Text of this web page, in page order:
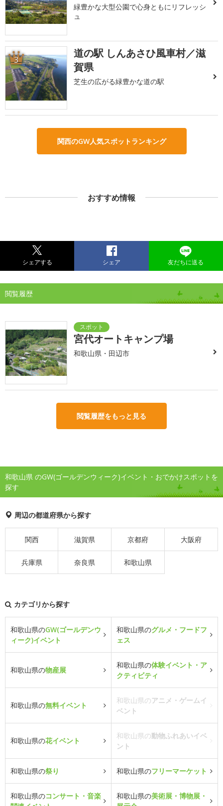
緑豊かな大型公園で心身ともにリフレッシ
ュ
3
道の駅 しんあさひ風車村／滋
賀県
芝生の広がる緑豊かな道の駅
関西のGW人気スポットランキング
おすすめ情報
シェアする シェア 友だちに送る
閲覧履歴
宮代オートキャンプ場
和歌山県・田辺市
閲覧履歴をもっと見る
和歌山県 のGW(ゴールデンウィーク)イベント・おでかけスポットを
探す
周辺の都道府県から探す
関西 滋賀県 京都府 大阪府
兵庫県 奈良県 和歌山県
カテゴリから探す
和歌山県のGW(ゴールデンウ
ィーク)イベント
和歌山県のグルメ・フードフ
ェス
和歌山県の物産展
和歌山県の体験イベント・ア
クティビティ
和歌山県の無料イベント
和歌山県のアニメ・ゲームイ
ベント
和歌山県の花イベント
和歌山県の動物ふれあいイベ
ント
和歌山県の祭り 和歌山県のフリーマーケット
和歌山県のコンサート・音楽
和歌山県の美術展・博物展・